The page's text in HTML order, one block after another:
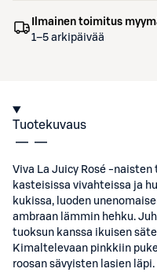
Ilmainen toimitus
1–5 arkipäivää
Tuotekuvaus
Viva La Juicy Rosé -
kasteisissa vivahteissa ja
kukissa, luoden
ambraan lämmin hehku.
tuoksun kanssa ikuisen
Kimaltelevaan pinkkiin
roosan sävyisten lasien läpi.